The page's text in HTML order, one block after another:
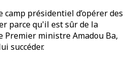
présidentiel d’opérer des
parce qu'il est sûr de la
Premier ministre Amadou Ba,
succéder.